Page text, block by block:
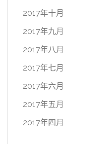
2017年十月
2017年九月
2017年八月
2017年七月
2017年六月
2017年五月
2017年四月